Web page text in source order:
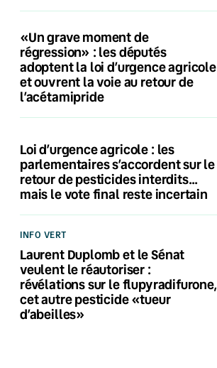
«Un grave moment de
régression» : les députés
adoptent la loi d’urgence agricole
et ouvrent la voie au retour de
l’acétamipride
Loi d’urgence agricole : les
parlementaires s’accordent sur le
retour de pesticides interdits…
mais le vote final reste incertain
INFO VERT
Laurent Duplomb et le Sénat
veulent le réautoriser :
révélations sur le flupyradifurone,
cet autre pesticide «tueur
d’abeilles»